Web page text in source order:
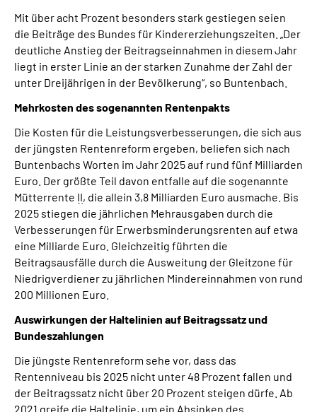
Mit über acht Prozent besonders stark gestiegen seien
die Beiträge des Bundes für Kindererziehungszeiten. „Der
deutliche Anstieg der Beitragseinnahmen in diesem Jahr
liegt in erster Linie an der starken Zunahme der Zahl der
unter Dreijährigen in der Bevölkerung“, so Buntenbach.
Mehrkosten des sogenannten Rentenpakts
Die Kosten für die Leistungsverbesserungen, die sich aus
der jüngsten Rentenreform ergeben, beliefen sich nach
Buntenbachs Worten im Jahr 2025 auf rund fünf Milliarden
Euro. Der größte Teil davon entfalle auf die sogenannte
Mütterrente II, die allein 3,8 Milliarden Euro ausmache. Bis
2025 stiegen die jährlichen Mehrausgaben durch die
Verbesserungen für Erwerbsminderungsrenten auf etwa
eine Milliarde Euro. Gleichzeitig führten die
Beitragsausfälle durch die Ausweitung der Gleitzone für
Niedrigverdiener zu jährlichen Mindereinnahmen von rund
200 Millionen Euro.
Auswirkungen der Haltelinien auf Beitragssatz und
Bundeszahlungen
Die jüngste Rentenreform sehe vor, dass das
Rentenniveau bis 2025 nicht unter 48 Prozent fallen und
der Beitragssatz nicht über 20 Prozent steigen dürfe. Ab
2021 greife die Haltelinie, um ein Absinken des